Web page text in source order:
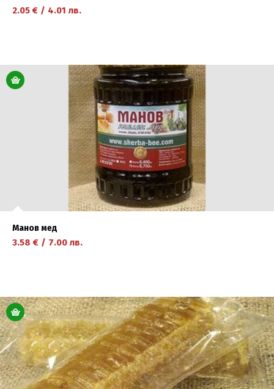
2.05 € / 4.01 лв.
научете повече
Манов мед
3.58 € / 7.00 лв.
научете повече